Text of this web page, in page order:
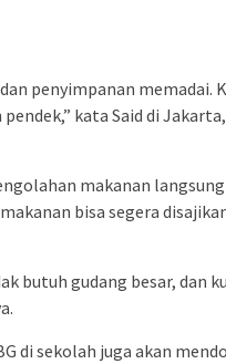
penyimpanan memadai.
kata Said di
makanan
bisa segera
butuh gudang besar, dan
di sekolah juga akan